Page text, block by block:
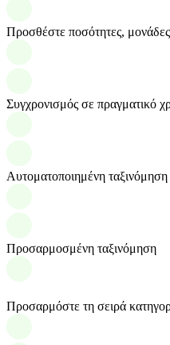
Προσθέστε ποσότητες,
Συγχρονισμός σε πραγματικό
Αυτοματοποιημένη ταξινόμηση
Προσαρμοσμένη ταξινόμηση
Προσαρμόστε τη σειρά